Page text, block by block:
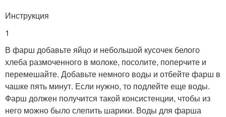
Инструкция
1
В фарш добавьте яйцо и небольшой кусочек белого
хлеба размоченного в молоке, посолите, поперчите и
перемешайте. Добавьте немного воды и отбейте фарш в
чашке пять минут. Если нужно, то подлейте еще воды.
Фарш должен получится такой консистенции, чтобы из
него можно было слепить шарики. Воды для фарша